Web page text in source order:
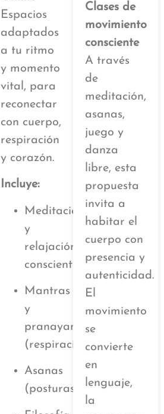
Espacios
adaptados
a tu ritmo
y momento
vital, para
reconectar
con cuerpo,
respiración
y corazón.
Incluye:
Meditación
y
relajación
consciente
Mantras
y
pranayama
(respiración)
Asanas
(posturas)
Clases de
movimiento
consciente
A través
de
meditación,
asanas,
juego y
danza
libre, esta
propuesta
invita a
habitar el
cuerpo con
presencia y
autenticidad.
El
movimiento
se
convierte
en
lenguaje,
la